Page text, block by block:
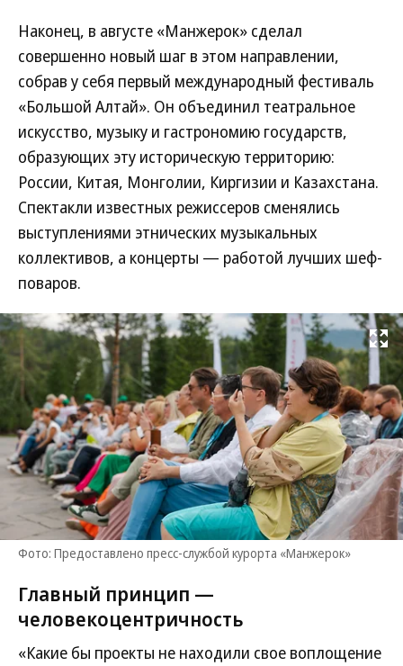
Наконец, в августе «Манжерок» сделал
совершенно новый шаг в этом направлении,
собрав у себя первый международный фестиваль
«Большой Алтай». Он объединил театральное
искусство, музыку и гастрономию государств,
образующих эту историческую территорию:
России, Китая, Монголии, Киргизии и Казахстана.
Спектакли известных режиссеров сменялись
выступлениями этнических музыкальных
коллективов, а концерты — работой лучших шеф-
поваров.
Развернуть
Фото: Предоставлено пресс-службой курорта «Манжерок»
Главный принцип —
человекоцентричность
«Какие бы проекты не находили свое воплощение